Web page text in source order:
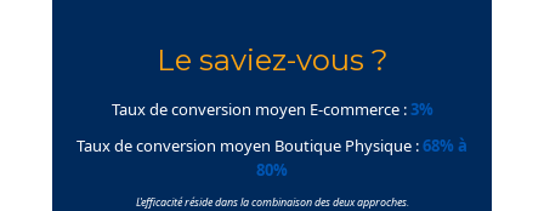
Le saviez-vous ?
Taux de conversion moyen E-commerce :3%
Taux de conversion moyen Boutique Physique :68% à
80%
L'efficacité réside dans la combinaison des deux approches.